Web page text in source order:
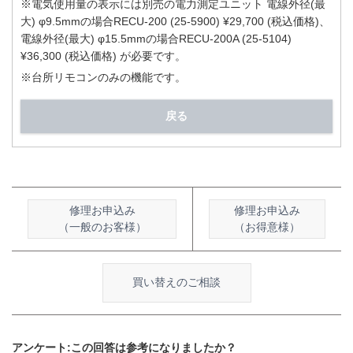
※電気使用量の表示には別売の電力測定ユニット 電線外径(最
大) φ9.5mmの場合RECU-200 (25-5900) ¥29,700 (税込価格)、
電線外径(最大) φ15.5mmの場合RECU-200A (25-5104)
¥36,300 (税込価格) が必要です。
※台所リモコンのみの機能です。
戻る
修理お申込み
（一般のお客様）
修理お申込み
（お得意様）
買い替えのご相談
アンケート:この回答は参考になりましたか？